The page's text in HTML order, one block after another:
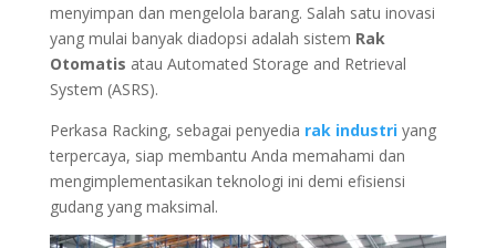
menyimpan dan mengelola barang. Salah satu inovasi
yang mulai banyak diadopsi adalah sistem Rak
Otomatis atau Automated Storage and Retrieval
System (ASRS).
Perkasa Racking, sebagai penyedia rak industriyang
terpercaya, siap membantu Anda memahami dan
mengimplementasikan teknologi ini demi efisiensi
gudang yang maksimal.